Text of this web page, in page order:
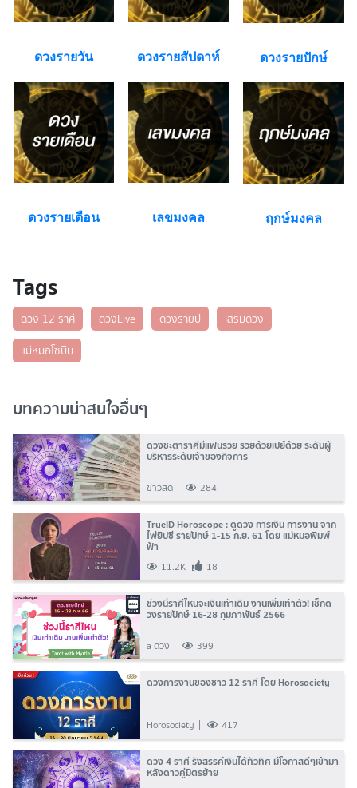
ดวงรายวัน ดวงรายสัปดาห์ ดวงรายปักษ์
ดวงรายเดือน เลขมงคล ฤกษ์มงคล
Tags
ดวง 12 ราศี ดวงLive ดวงรายปี
เสริมดวง
แม่หมอโซบีม
บทความน่าสนใจอื่นๆ
ดวงชะตาราศีมีแฟนรวย รวยด้วยเปย์ด้วย ระดับผู้
บริหารระดับเจ้าของกิจการ
ข่าวสด 284
TrueID Horoscope : ดูดวง การเงิน การงาน จาก
ไพ่ยิปซี รายปักษ์ 1-15 ก.ย. 61 โดย แม่หมอพิมพ์
ฟ้า
11.2K 18
ช่วงนี้ราศีไหนจะเงินเท่าเดิม งานเพิ่มเท่าตัว! เช็กด
วงรายปักษ์ 16-28 กุมภาพันธ์ 2566
a ดวง 399
ดวงการงานของชาว 12 ราศี โดย Horosociety
Horosociety 417
ดวง 4 ราศี รังสรรค์เงินได้ทั่วทิศ มีโอกาสดีๆเข้ามา
หลังดาวคู่มิตรย้าย